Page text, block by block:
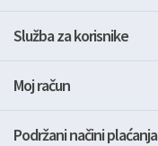
Služba za korisnike
Moj račun
Podržani načini plaćanja